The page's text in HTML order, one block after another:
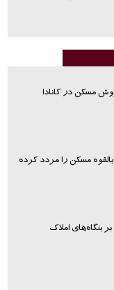
مسکن در کانادا
مسکن را مردد کرده
بنگاه‌های املاک